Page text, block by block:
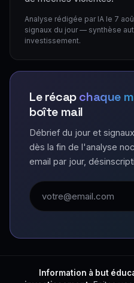
Analyse rédigée par IA le 7
signaux du jour — synthèse
investissement.
Le récapchaque
boîte mail
Débrief du jour et
dès la fin de l'analyse
email par jour,
Adresse email
Information à but